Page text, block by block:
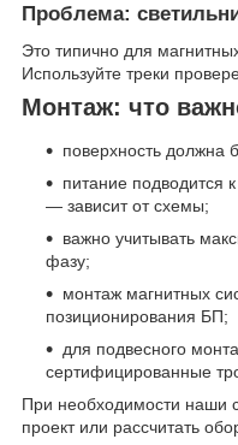
Проблема:
Это типично для
Используйте треки
Монтаж: что
поверхность должна
питание подводится
— зависит от схемы;
важно учитывать
фазу;
монтаж магнитных
позиционирования БП;
для подвесного
сертифицированные
При необходимости наши
проект или рассчитать